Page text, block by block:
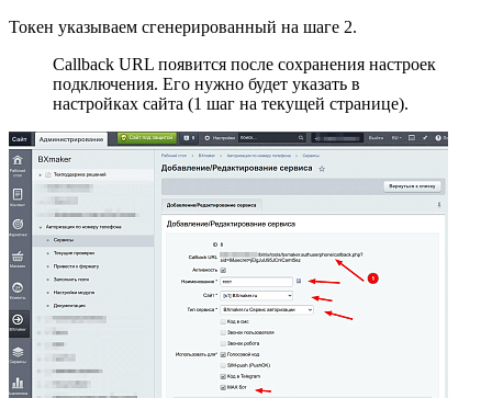
Токен указываем сгенерированный на шаге 2.
Callback URL появится после сохранения настроек
подключения. Его нужно будет указать в
настройках сайта (1 шаг на текущей странице).